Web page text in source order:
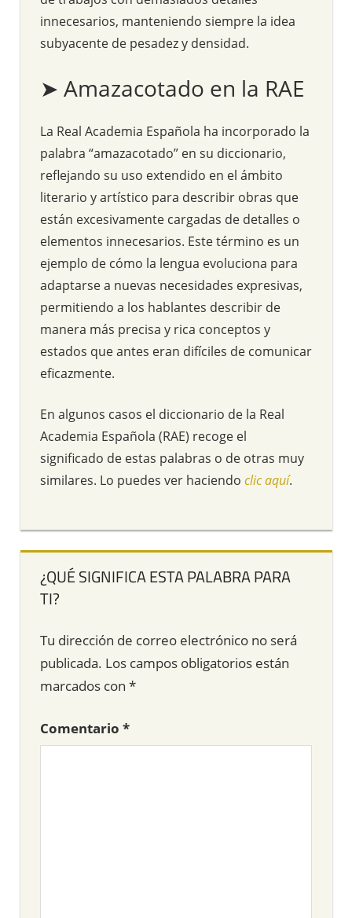
innecesarios, manteniendo siempre la idea
subyacente de pesadez y densidad.
➤ Amazacotado en la RAE
La Real Academia Española ha incorporado la
palabra “amazacotado” en su diccionario,
reflejando su uso extendido en el ámbito
literario y artístico para describir obras que
están excesivamente cargadas de detalles o
elementos innecesarios. Este término es un
ejemplo de cómo la lengua evoluciona para
adaptarse a nuevas necesidades expresivas,
permitiendo a los hablantes describir de
manera más precisa y rica conceptos y
estados que antes eran difíciles de comunicar
eficazmente.
En algunos casos el diccionario de la Real
Academia Española (RAE) recoge el
significado de estas palabras o de otras muy
similares. Lo puedes ver haciendo clic aquí.
¿QUÉ SIGNIFICA ESTA PALABRA PARA
TI?
Tu dirección de correo electrónico no será
publicada. Los campos obligatorios están
marcados con *
Comentario *